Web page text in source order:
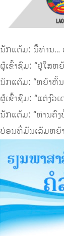
ນັກແຕ້ມ: ນີ້ທ່ານ…
ຜູ້ເຂົ້າຊົມ: “ຢູ່ໃສຫຍ້
ນັກແຕ້ມ: “ຫຍ້າຫັ້
ຜູ້ເຂົ້າຊົມ: “ແຕ່ງົວເ
ນັກແຕ້ມ: “ທ່ານຄົງ
ບ່ອນທີ່ມັນເລັມຫຍ້